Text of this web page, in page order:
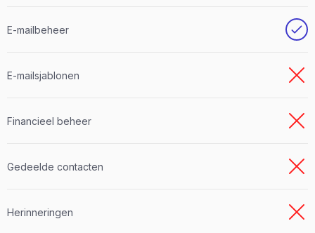
E-mailbeheer
E-mailsjablonen
Financieel beheer
Gedeelde contacten
Herinneringen